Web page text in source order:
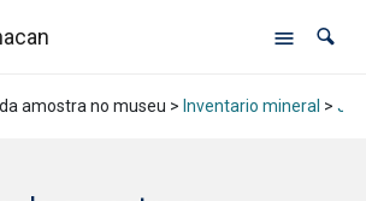
amostra no museu > Inventario mineral >